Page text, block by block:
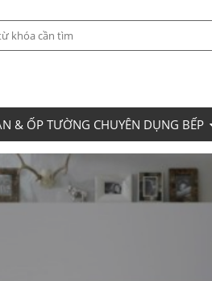
& ỐP TƯỜNG CHUYÊN DỤNG BẾP